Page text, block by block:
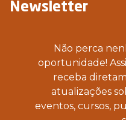
Newsletter
Não perca
oportunidade!
receba
atualizações
eventos, cursos,